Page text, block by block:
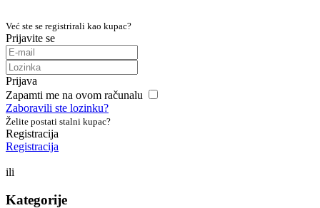
Već ste se registrirali kao kupac?
Prijavite se
Prijava
Zapamti me na ovom računalu
Zaboravili ste lozinku?
Želite postati stalni kupac?
Registracija
Registracija
ili
Kategorije